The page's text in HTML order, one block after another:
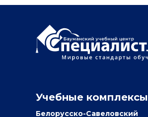
Учебные комплексы
Белорусско-Савеловский